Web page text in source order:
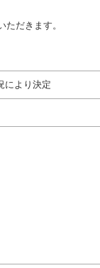
だきます。
より決定